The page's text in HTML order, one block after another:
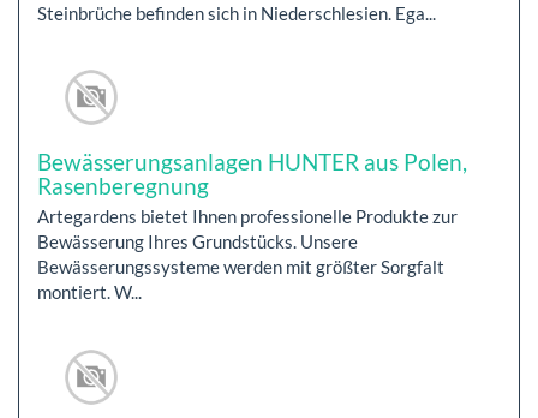
Steinbrüche befinden sich in Niederschlesien. Ega...
Bewässerungsanlagen HUNTER aus Polen,
Rasenberegnung
Artegardens bietet Ihnen professionelle Produkte zur
Bewässerung Ihres Grundstücks. Unsere
Bewässerungssysteme werden mit größter Sorgfalt
montiert. W...